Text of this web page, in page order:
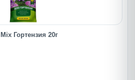
Гортензия 20г